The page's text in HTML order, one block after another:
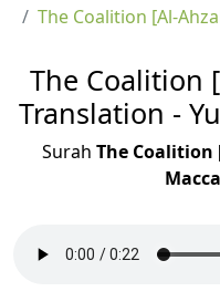
The Coalition [Al-
The Coalition
Translation -
Surah The Coalition